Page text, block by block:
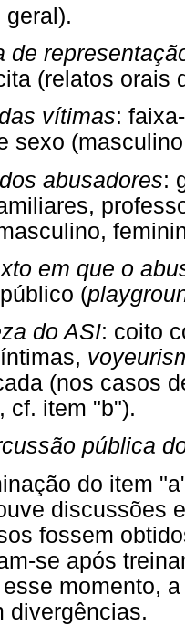
geral).
de
(relatos orais
vítimas:
sexo
abusadores:
em que o
(
do ASI: coito
(nos casos
cf. item "b").
pública
do item
discussões
fossem
se após
momento,
divergências.